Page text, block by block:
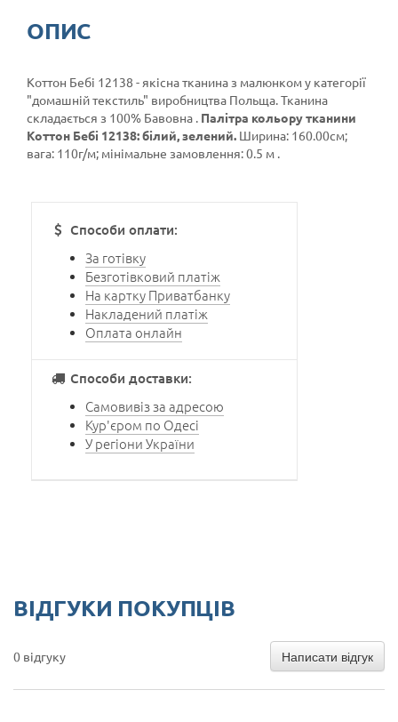
ОПИС
Коттон Бебі 12138 - якісна тканина з малюнком у категорії
"домашній текстиль" виробництва Польща. Тканина
складається з 100% Бавовна . Палітра кольору тканини
Коттон Бебі 12138: білий, зелений. Ширина: 160.00см;
вага: 110г/м; мінімальне замовлення: 0.5 м .
Способи оплати:
За готівку
Безготівковий платіж
На картку Приватбанку
Накладений платіж
Оплата онлайн
Способи доставки:
Самовивіз за адресою
Кур'єром по Одесі
У регіони України
ВІДГУКИ ПОКУПЦІВ
0 відгуку Написати відгук